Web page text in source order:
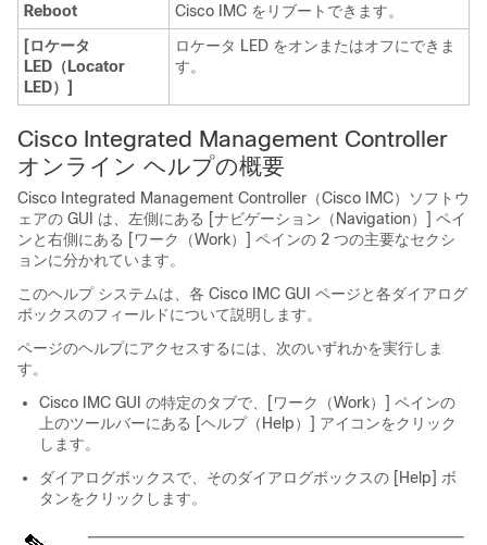
Reboot
Cisco IMC をリブートできます。
[ロケータ
LED（Locator
LED）]
ロケータ LED をオンまたはオフにできま
す。
Cisco Integrated Management Controller
オンライン ヘルプの概要
Cisco Integrated Management Controller （Cisco IMC）ソフトウ
ェアの GUI は、左側にある [ナビゲーション（Navigation）] ペイ
ンと右側にある [ワーク（Work）] ペインの 2 つの主要なセクシ
ョンに分かれています。
このヘルプ システムは、各 Cisco IMC GUI ページと各ダイアログ
ボックスのフィールドについて説明します。
ページのヘルプにアクセスするには、次のいずれかを実行しま
す。
Cisco IMC GUI の特定のタブで、[ワーク（Work）] ペインの
上のツールバーにある [ヘルプ（Help）] アイコンをクリック
します。
ダイアログボックスで、そのダイアログボックスの [Help] ボ
タンをクリックします。